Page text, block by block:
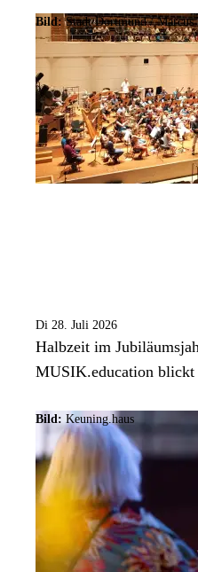
Bild: Stadt Dortmund / Marcus
Di 28. Juli 2026
Halbzeit im
MUSIK.education blickt
Bild: Keuning.haus